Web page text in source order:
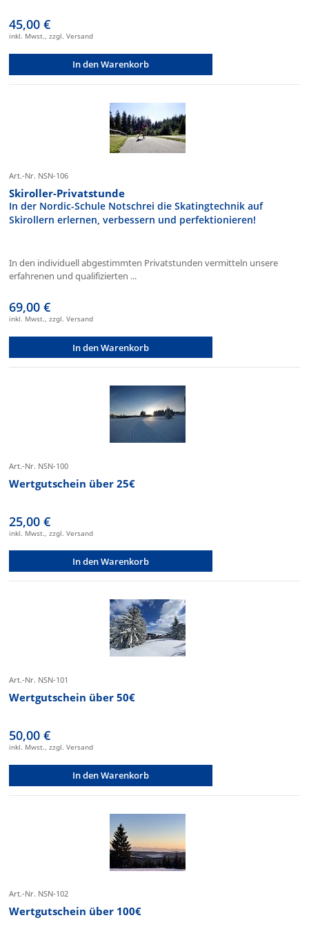
45,00 €
inkl. Mwst., zzgl. Versand
In den Warenkorb
Art.-Nr. NSN-106
Skiroller-Privatstunde
In der Nordic-Schule Notschrei die Skatingtechnik auf
Skirollern erlernen, verbessern und perfektionieren!
In den individuell abgestimmten Privatstunden vermitteln unsere
erfahrenen und qualifizierten ...
69,00 €
inkl. Mwst., zzgl. Versand
In den Warenkorb
Art.-Nr. NSN-100
Wertgutschein über 25€
25,00 €
inkl. Mwst., zzgl. Versand
In den Warenkorb
Art.-Nr. NSN-101
Wertgutschein über 50€
50,00 €
inkl. Mwst., zzgl. Versand
In den Warenkorb
Art.-Nr. NSN-102
Wertgutschein über 100€